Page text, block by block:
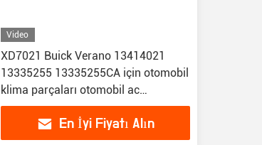
Video
XD7021 Buick Verano 13414021
13335255 13335255CA için otomobil
klima parçaları otomobil ac
kompresörü
En İyi Fiyatı Alın